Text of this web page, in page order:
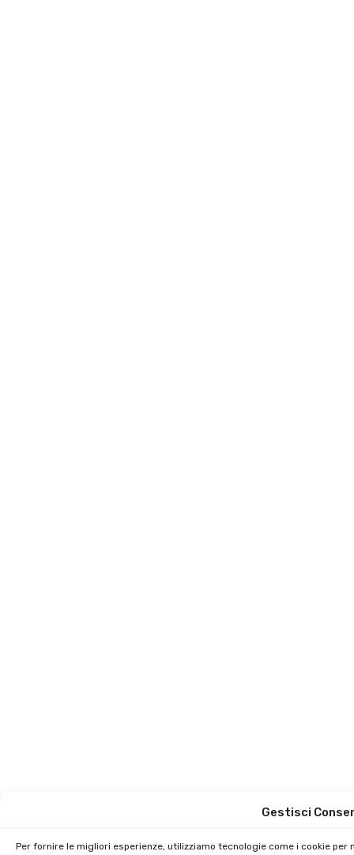
Gestisci
Per fornire le migliori esperienze, utilizziamo tecnologie come i cookie